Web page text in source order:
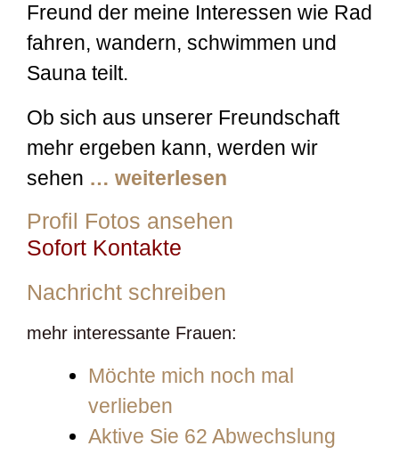
Freund der meine Interessen wie Rad
fahren, wandern, schwimmen und
Sauna teilt.
Ob sich aus unserer Freundschaft
mehr ergeben kann, werden wir
sehen … weiterlesen
Profil Fotos ansehen
Sofort Kontakte
Nachricht schreiben
mehr interessante Frauen:
Möchte mich noch mal
verlieben
Aktive Sie 62 Abwechslung